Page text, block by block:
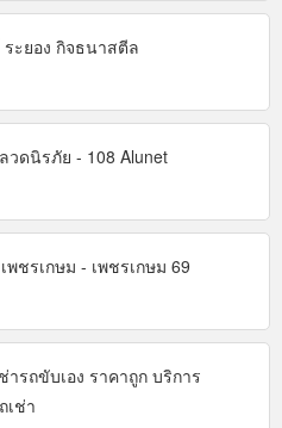
ระยอง กิจธนาสตีล
วดนิรภัย - 108 Alunet
ชรเกษม - เพชรเกษม 69
รถขับเอง ราคาถูก บริการ
เช่า